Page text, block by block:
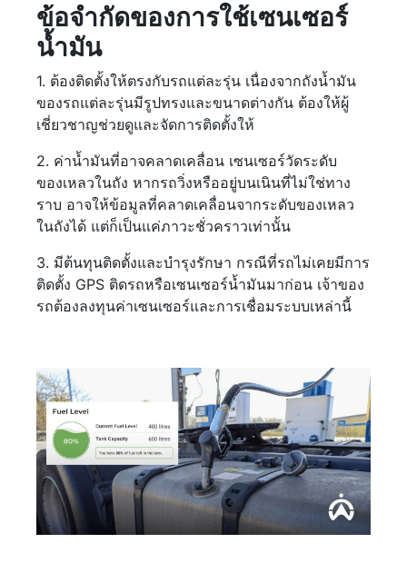
ข้อจำกัดของการใช้เซนเซอร์
น้ำมัน
1. ต้องติดตั้งให้ตรงกับรถแต่ละรุ่น เนื่องจากถังน้ำมัน
ของรถแต่ละรุ่นมีรูปทรงและขนาดต่างกัน ต้องให้ผู้
เชี่ยวชาญช่วยดูและจัดการติดตั้งให้
2. ค่าน้ำมันที่อาจคลาดเคลื่อน เซนเซอร์วัดระดับ
ของเหลวในถัง หากรถวิ่งหรืออยู่บนเนินที่ไม่ใช่ทาง
ราบ อาจให้ข้อมูลที่คลาดเคลื่อนจากระดับของเหลว
ในถังได้ แต่ก็เป็นแค่ภาวะชั่วคราวเท่านั้น
3. มีต้นทุนติดตั้งและบำรุงรักษา กรณีที่รถไม่เคยมีการ
ติดตั้ง GPS ติดรถหรือเซนเซอร์น้ำมันมาก่อน เจ้าของ
รถต้องลงทุนค่าเซนเซอร์และการเชื่อมระบบเหล่านี้